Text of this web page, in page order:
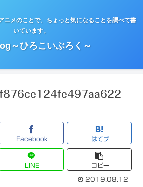
ニメのことで、ちょっと気になることを調べて書
いています。
～ひろこいぶろく～
Facebook はてブ
LINE コピー
2019.08.12